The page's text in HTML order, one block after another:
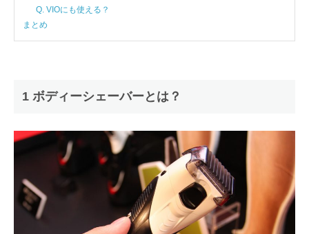
Q. VIOにも使える？
まとめ
1 ボディーシェーバーとは？